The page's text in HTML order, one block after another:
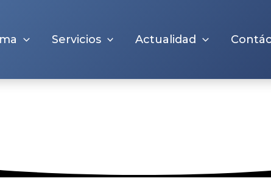
Servicios Actualidad